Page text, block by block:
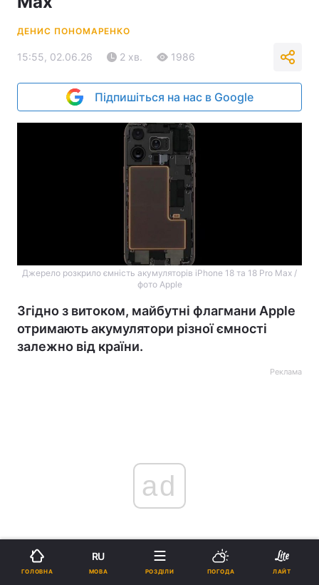
ДЕНИС ПОНОМАРЕНКО
15:55, 02.06.26 2 хв. 1986
Підпишіться на нас в Google
Джерело розкрило ємність акумуляторів iPhone 18 та 18 Pro Max /
фото Apple
Згідно з витоком, майбутні флагмани Apple
отримають акумулятори різної ємності
залежно від країни.
Реклама
ad
ГОЛОВНА
RU
МОВА РОЗДІЛИ ПОГОДА ЛАЙТ